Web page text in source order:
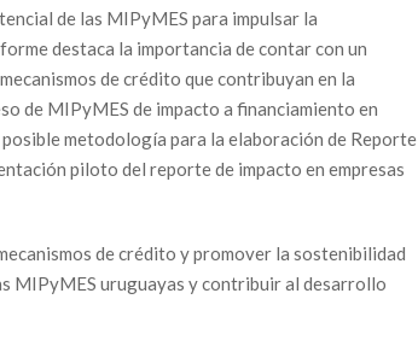
de las MIPyMES para impulsar la
destaca la importancia de contar con un
de crédito que contribuyan en la
de MIPyMES de impacto a financiamiento en
metodología para la elaboración de Reporte
piloto del reporte de impacto en empresas
de crédito y promover la sostenibilidad
MIPyMES uruguayas y contribuir al desarrollo